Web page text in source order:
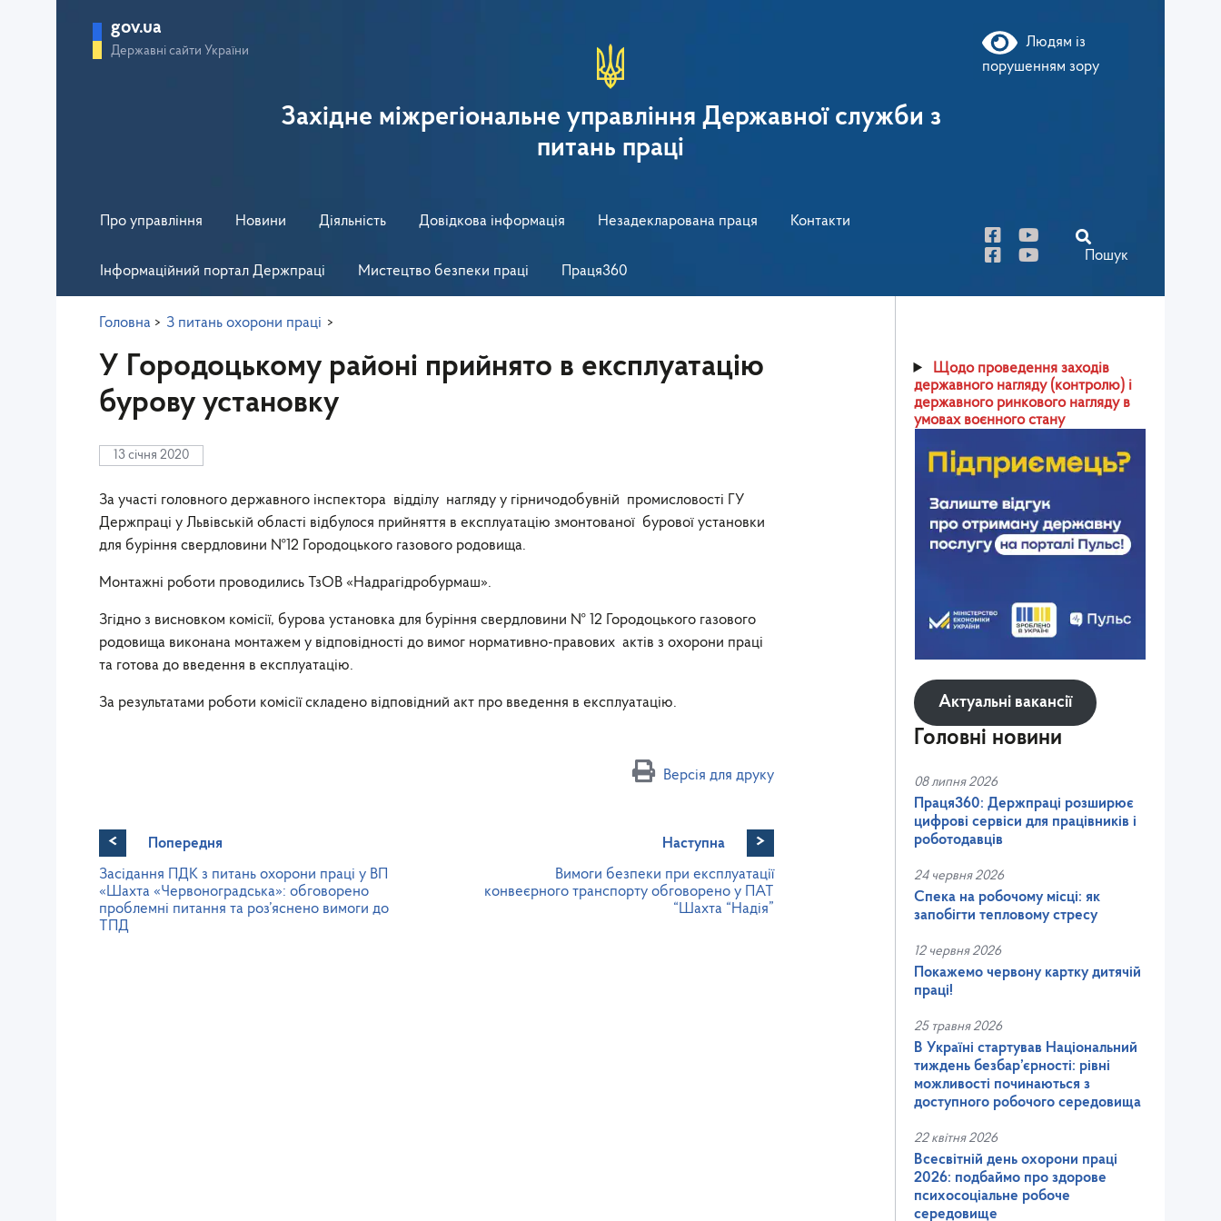
gov.ua
Державні сайти України
Людям із
порушенням зору
Західне міжрегіональне управління Державної служби з
питань праці
Про управління Новини Діяльність Довідкова інформація Незадекларована праця Контакти
Інформаційний портал Держпраці Мистецтво безпеки праці Праця360
Пошук
Головна > З питань охорони праці >
У Городоцькому районі прийнято в експлуатацію
бурову установку
13 січня 2020
За участі головного державного інспектора відділу нагляду у гірничодобувній промисловості ГУ
Держпраці у Львівській області відбулося прийняття в експлуатацію змонтованої бурової установки
для буріння свердловини №12 Городоцького газового родовища.
Монтажні роботи проводились ТзОВ «Надрагідробурмаш».
Згідно з висновком комісії, бурова установка для буріння свердловини № 12 Городоцького газового
родовища виконана монтажем у відповідності до вимог нормативно-правових актів з охорони праці
та готова до введення в експлуатацію.
За результатами роботи комісії складено відповідний акт про введення в експлуатацію.
Версія для друку
<
Попередня
Засідання ПДК з питань охорони праці у ВП
«Шахта «Червоноградська»: обговорено
проблемні питання та роз’яснено вимоги до
ТПД
Наступна >
Вимоги безпеки при експлуатації
конвеєрного транспорту обговорено у ПАТ
“Шахта “Надія”
Щодо проведення заходів
державного нагляду (контролю) і
державного ринкового нагляду в
умовах воєнного стану
Актуальні вакансії
Головні новини
08 липня 2026
Праця360: Держпраці розширює
цифрові сервіси для працівників і
роботодавців
24 червня 2026
Спека на робочому місці: як
запобігти тепловому стресу
12 червня 2026
Покажемо червону картку дитячій
праці!
25 травня 2026
В Україні стартував Національний
тиждень безбар’єрності: рівні
можливості починаються з
доступного робочого середовища
22 квітня 2026
Всесвітній день охорони праці
2026: подбаймо про здорове
психосоціальне робоче
середовище